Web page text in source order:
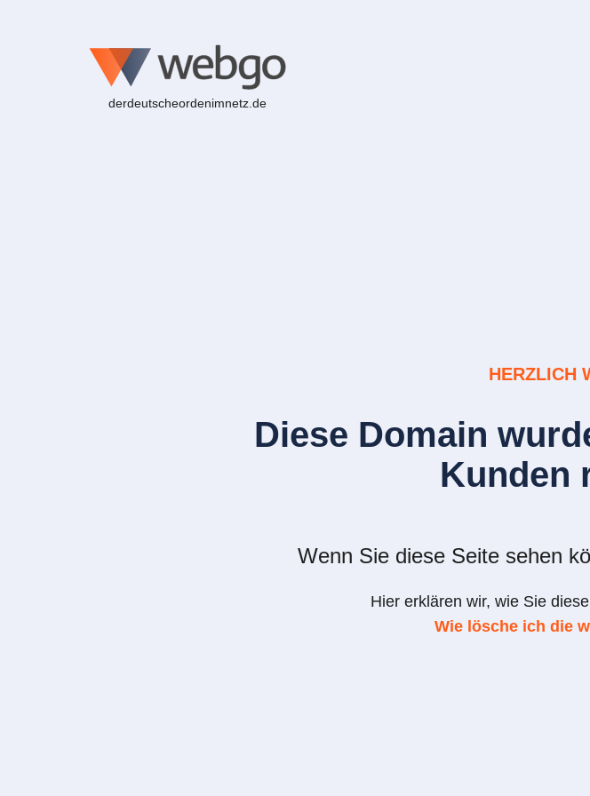
derdeutscheordenimnetz.de
HERZLICH
Diese Domain
Kunden
Wenn Sie diese Seite sehen
Hier erklären wir, wie Sie
Wie lösche ich die